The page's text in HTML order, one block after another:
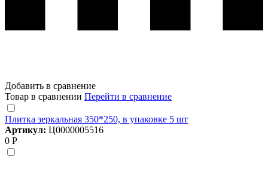
Добавить в сравнение
Товар в сравнении Перейти в сравнение
Плитка зеркальная 350*250, в упаковке 5 шт
Артикул: Ц0000005516
0 Р